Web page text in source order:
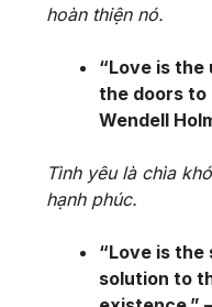
hoàn thiện nó.
“Love is
the doors to
Wendell
Tình yêu là chìa
hạnh phúc.
“Love is
solution to